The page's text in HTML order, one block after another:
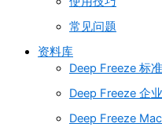
常见问题
资料库
Deep Freeze 标
Deep Freeze 企
Deep Freeze